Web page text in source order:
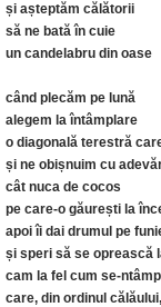
și așteptăm călătorii
să ne bată în cuie
un candelabru din oase
când plecăm pe lună
alegem la întâmplare
o diagonală terestră
și ne obișnuim cu
cât nuca de cocos
pe care-o găurești la
apoi îi dai drumul pe
și speri să se oprească
cam la fel cum se-
care, din ordinul călăului,